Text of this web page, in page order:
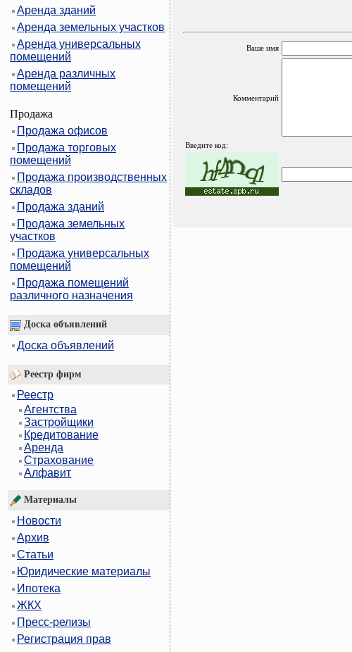
Аренда зданий
Аренда земельных участков
Аренда универсальных
помещений
Аренда различных
помещений
Продажа
Продажа офисов
Продажа торговых
помещений
Продажа производственных
складов
Продажа зданий
Продажа земельных
участков
Продажа универсальных
помещений
Продажа помещений
различного назначения
Доска объявлений
Доска объявлений
Реестр фирм
Реестр
Агентства
Застройщики
Кредитование
Аренда
Страхование
Алфавит
Материалы
Новости
Архив
Статьи
Юридические материалы
Ипотека
ЖКХ
Пресс-релизы
Регистрация прав
Ваше имя
Комментарий
Введите код: